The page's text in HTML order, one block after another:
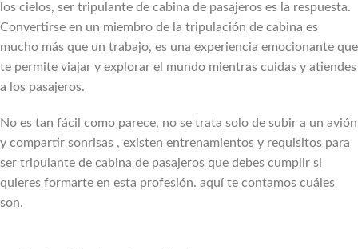
los cielos, ser tripulante de cabina de pasajeros es la respuesta.
Convertirse en un miembro de la tripulación de cabina es
mucho más que un trabajo, es una experiencia emocionante que
te permite viajar y explorar el mundo mientras cuidas y atiendes
a los pasajeros.
No es tan fácil como parece, no se trata solo de subir a un avión
y compartir sonrisas , existen entrenamientos y requisitos para
ser tripulante de cabina de pasajeros que debes cumplir si
quieres formarte en esta profesión. aquí te contamos cuáles
son.